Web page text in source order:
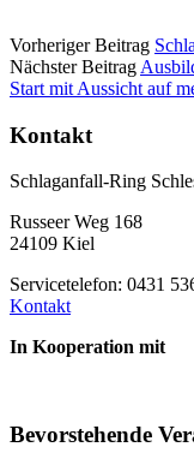
Vorheriger Beitrag
Nächster Beitrag
Start mit Aussicht auf
Kontakt
Schlaganfall-Ring
Russeer Weg 168
24109 Kiel
Servicetelefon: 0431
Kontakt
In Kooperation mit
Bevorstehende